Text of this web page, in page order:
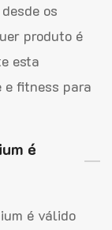
os
produto é
esta
e fitness para
é
é válido